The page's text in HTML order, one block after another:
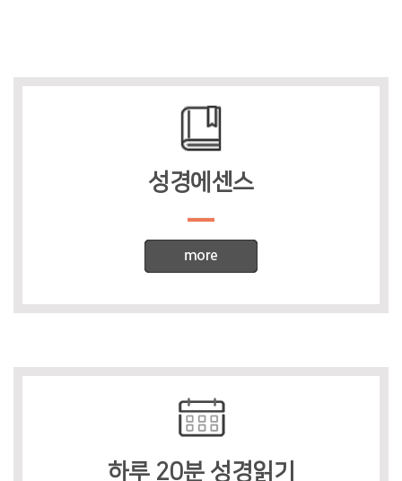
성경에센스
하루 20분 성경읽기